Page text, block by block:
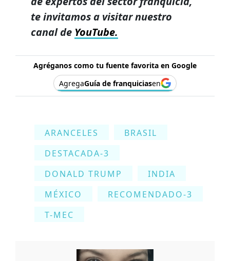
te invitamos a visitar nuestro
canal de YouTube.
Agréganos como tu fuente favorita en Google
AgregaGuía de franquiciasen
ARANCELES
BRASIL
DESTACADA-3
DONALD TRUMP
INDIA
MÉXICO
RECOMENDADO-3
T-MEC